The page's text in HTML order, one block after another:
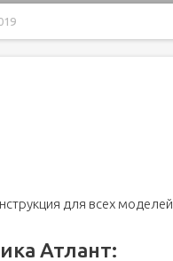
для всех моделей
Атлант: